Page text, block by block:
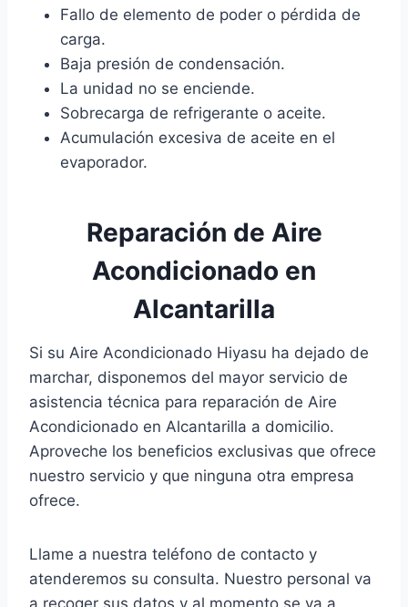
Fallo de elemento de poder o pérdida de
carga.
Baja presión de condensación.
La unidad no se enciende.
Sobrecarga de refrigerante o aceite.
Acumulación excesiva de aceite en el
evaporador.
Reparación de Aire
Acondicionado en
Alcantarilla
Si su Aire Acondicionado Hiyasu ha dejado de
marchar, disponemos del mayor servicio de
asistencia técnica para reparación de Aire
Acondicionado en Alcantarilla a domicilio.
Aproveche los beneficios exclusivas que ofrece
nuestro servicio y que ninguna otra empresa
ofrece.
Llame a nuestra teléfono de contacto y
atenderemos su consulta. Nuestro personal va
a recoger sus datos y al momento se va a